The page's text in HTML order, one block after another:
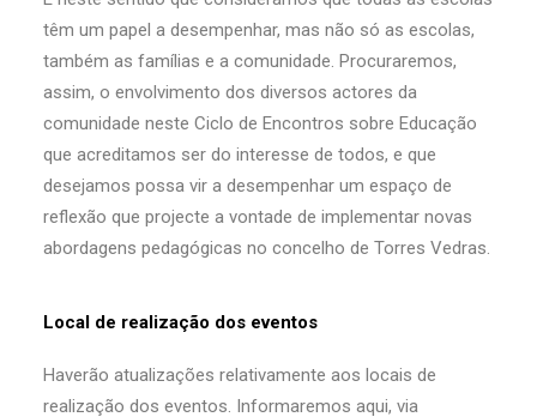
têm um papel a desempenhar, mas não só as escolas,
também as famílias e a comunidade. Procuraremos,
assim, o envolvimento dos diversos actores da
comunidade neste Ciclo de Encontros sobre Educação
que acreditamos ser do interesse de todos, e que
desejamos possa vir a desempenhar um espaço de
reflexão que projecte a vontade de implementar novas
abordagens pedagógicas no concelho de Torres Vedras.
Local de realização dos eventos
Haverão atualizações relativamente aos locais de
realização dos eventos. Informaremos aqui, via